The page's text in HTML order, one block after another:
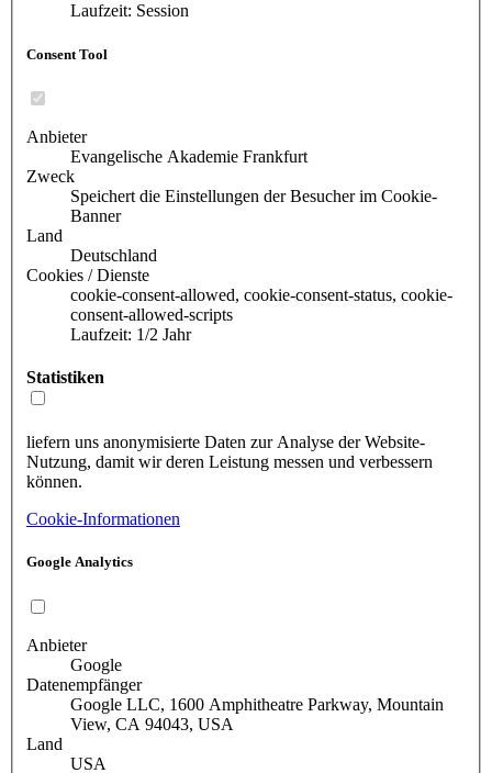
Laufzeit: Session
Consent Tool
Anbieter
Evangelische Akademie Frankfurt
Zweck
Speichert die Einstellungen der Besucher im Cookie-
Banner
Land
Deutschland
Cookies / Dienste
cookie-consent-allowed, cookie-consent-status, cookie-
consent-allowed-scripts
Laufzeit: 1/2 Jahr
Statistiken
liefern uns anonymisierte Daten zur Analyse der Website-
Nutzung, damit wir deren Leistung messen und verbessern
können.
Cookie-Informationen
Google Analytics
Anbieter
Google
Datenempfänger
Google LLC, 1600 Amphitheatre Parkway, Mountain
View, CA 94043, USA
Land
USA